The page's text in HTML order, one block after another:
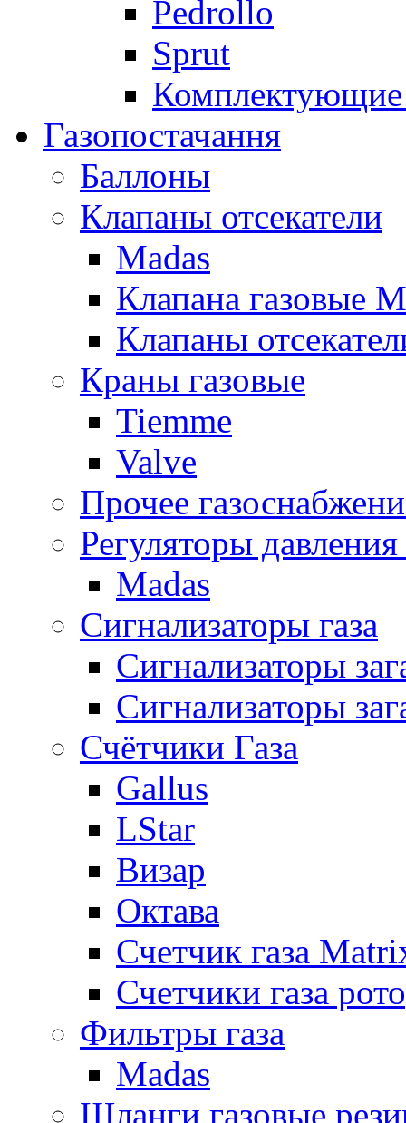
Pedrollo
Sprut
Комплектующие
Газопостачання
Баллоны
Клапаны отсекатели
Madas
Клапана газовые
Клапаны
Краны газовые
Tiemme
Valve
Прочее
Регуляторы давления
Madas
Сигнализаторы газа
Сигнализаторы
Сигнализаторы
Счётчики Газа
Gallus
LStar
Визар
Октава
Счетчик газа
Счетчики газа
Фильтры газа
Madas
Шланги газовые